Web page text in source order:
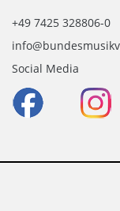
+49 7425 328806-0
Social Media